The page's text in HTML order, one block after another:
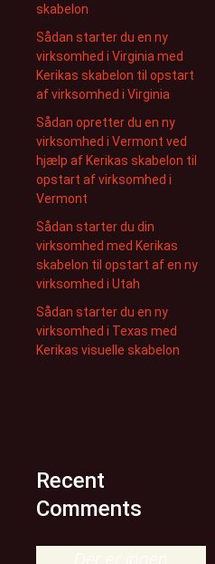
skabelon
Sådan starter du en ny
virksomhed i Virginia med
Kerikas skabelon til opstart
af virksomhed i Virginia
Sådan opretter du en ny
virksomhed i Vermont ved
hjælp af Kerikas skabelon til
opstart af virksomhed i
Vermont
Sådan starter du din
virksomhed med Kerikas
skabelon til opstart af en ny
virksomhed i Utah
Sådan starter du en ny
virksomhed i Texas med
Kerikas visuelle skabelon
Recent
Comments
Der er ingen